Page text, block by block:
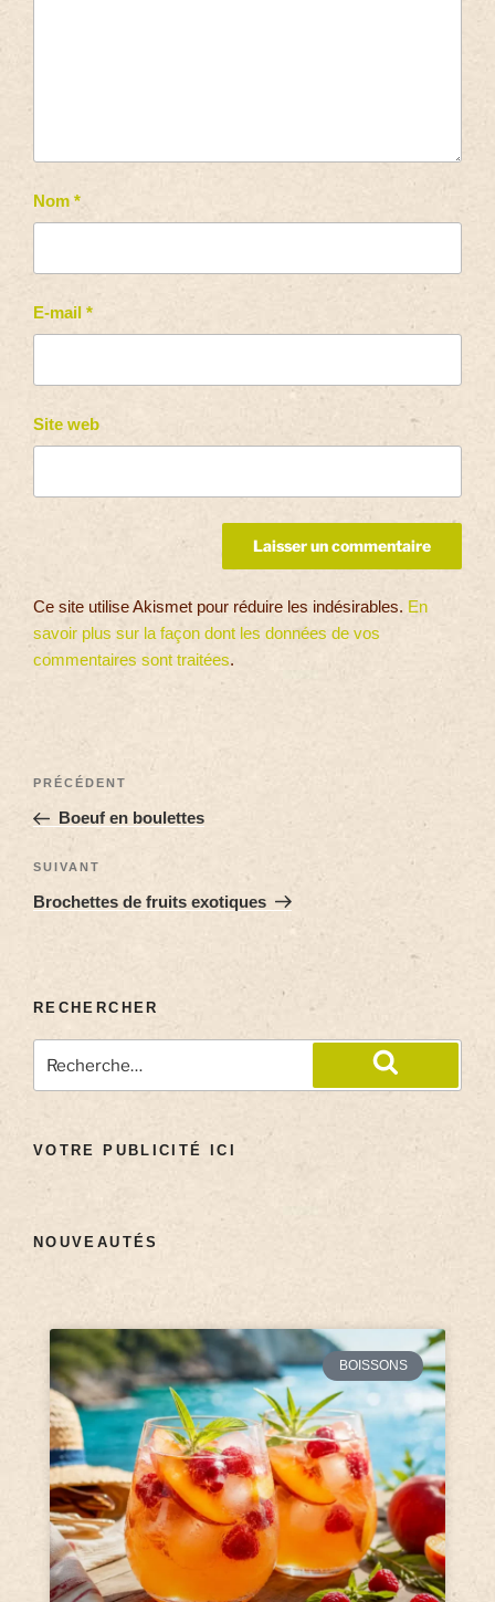
Nom *
E-mail *
Site web
Ce site utilise Akismet pour réduire les indésirables. En
savoir plus sur la façon dont les données de vos
commentaires sont traitées.
PRÉCÉDENT
Boeuf en boulettes
SUIVANT
Brochettes de fruits exotiques
RECHERCHER
VOTRE PUBLICITÉ ICI
NOUVEAUTÉS
BOISSONS